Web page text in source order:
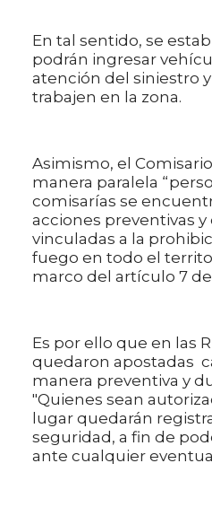
En tal sentido, se
podrán ingresar
atención del siniestro
trabajen en la zona.
Asimismo, el
manera paralela
comisarías se
acciones preventivas y
vinculadas a la
fuego en todo el
marco del artículo 7 de
Es por ello que en las
quedaron apostadas
manera preventiva y
"Quienes sean
lugar quedarán
seguridad, a fin de
ante cualquier